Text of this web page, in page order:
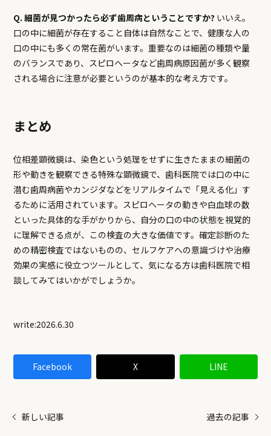
Q. 細菌が見つかったら必ず歯周病ということですか? いいえ。
口の中に細菌が存在すること自体は自然なことで、健康な人の
口の中にも多くの常在菌がいます。重要なのは細菌の種類や量
のバランスであり、スピロヘータなど歯周病原因菌が多く観察
される場合に注意が必要というのが基本的な考え方です。
まとめ
位相差顕微鏡は、染色という処理をせずに生きたままの細菌の
形や動きを観察できる特殊な顕微鏡で、歯科医院では口の中に
潜む歯周病菌やカンジダなどをリアルタイムで「見える化」す
るために活用されています。スピロヘータの動きや白血球の数
といった具体的な手がかりから、自分の口の中の状態を視覚的
に理解できる点が、この検査の大きな価値です。確定診断のた
めの精密検査ではないものの、セルフケアへの意識づけや治療
効果の実感に役立つツールとして、気になる方は歯科医院で相
談してみてはいかがでしょうか。
write:2026.6.30
Facebook X LINE
新しい記事 過去の記事